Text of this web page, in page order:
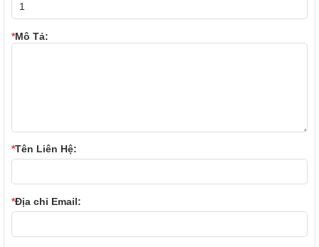
*Mô Tả:
*Tên Liên Hệ:
*Địa chỉ Email: